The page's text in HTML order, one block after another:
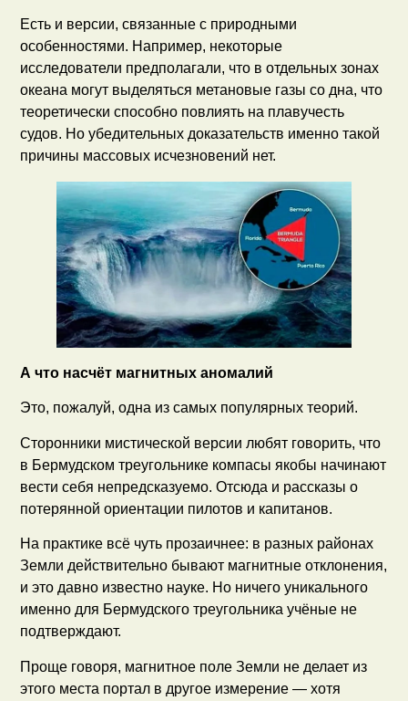
Есть и версии, связанные с природными
особенностями. Например, некоторые
исследователи предполагали, что в отдельных зонах
океана могут выделяться метановые газы со дна, что
теоретически способно повлиять на плавучесть
судов. Но убедительных доказательств именно такой
причины массовых исчезновений нет.
А что насчёт магнитных аномалий
Это, пожалуй, одна из самых популярных теорий.
Сторонники мистической версии любят говорить, что
в Бермудском треугольнике компасы якобы начинают
вести себя непредсказуемо. Отсюда и рассказы о
потерянной ориентации пилотов и капитанов.
На практике всё чуть прозаичнее: в разных районах
Земли действительно бывают магнитные отклонения,
и это давно известно науке. Но ничего уникального
именно для Бермудского треугольника учёные не
подтверждают.
Проще говоря, магнитное поле Земли не делает из
этого места портал в другое измерение — хотя